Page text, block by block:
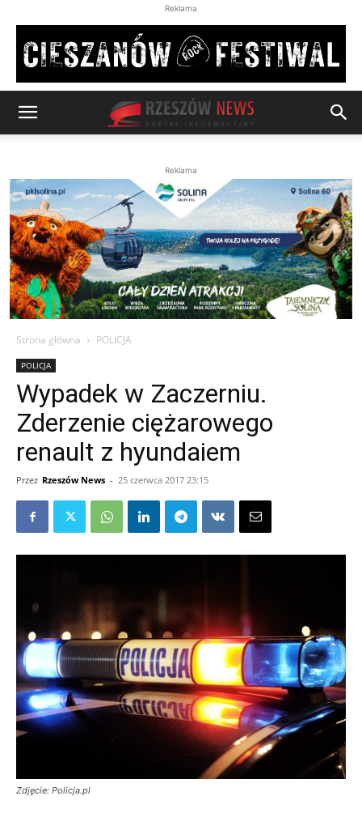
Reklama
Reklama
Strona główna POLICJA
POLICJA
Wypadek w Zaczerniu.
Zderzenie ciężarowego
renault z hyundaiem
Przez Rzeszów News - 25 czerwca 2017 23:15
Zdjęcie: Policja.pl